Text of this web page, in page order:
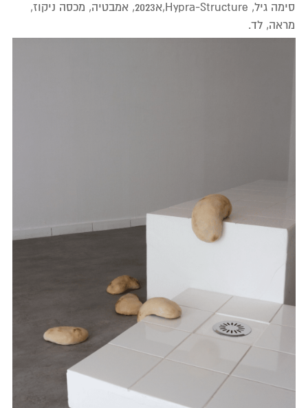
סימה גיל, Hypra-Structure,א2023, אמבטיה, מכסה ניקוז,
מראה, לד.